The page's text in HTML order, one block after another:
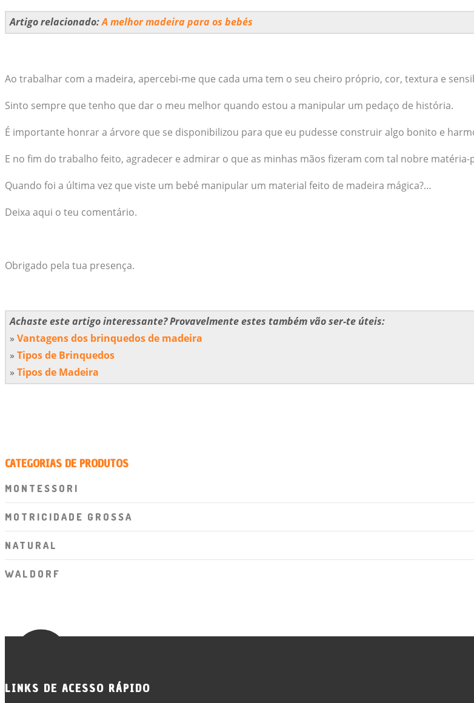
Artigo relacionado:A melhor madeira para os bebés
Ao trabalhar com a madeira, apercebi-me que cada uma tem o seu cheiro próprio, cor, textura e
Sinto sempre que tenho que dar o meu melhor quando estou a manipular um pedaço de história.
É importante honrar a árvore que se disponibilizou para que eu pudesse construir algo bonito e
E no fim do trabalho feito, agradecer e admirar o que as minhas mãos fizeram com tal nobre matéria-
Quando foi a última vez que viste um bebé manipular um material feito de madeira mágica?…
Deixa aqui o teu comentário.
Obrigado pela tua presença.
Achaste este artigo interessante? Provavelmente estes também vão ser-te úteis:
» Vantagens dos brinquedos de madeira
» Tipos de Brinquedos
» Tipos de Madeira
CATEGORIAS DE PRODUTOS
MONTESSORI
MOTRICIDADE GROSSA
NATURAL
WALDORF
LINKS DE ACESSO RÁPIDO